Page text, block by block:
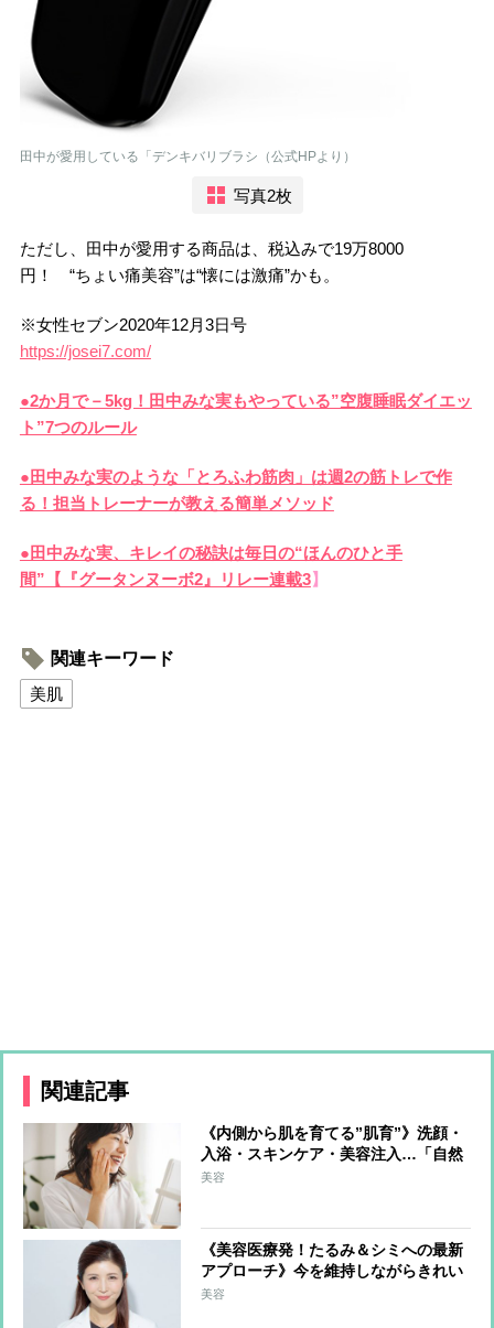
田中が愛用している「デンキバリブラシ（公式HPより）
写真2枚
ただし、田中が愛用する商品は、税込みで19万8000
円！ “ちょい痛美容”は“懐には激痛”かも。
※女性セブン2020年12月3日号
https://josei7.com/
●2か月で－5kg！田中みな実もやっている”空腹睡眠ダイエッ
ト”7つのルール
●田中みな実のような「とろふわ筋肉」は週2の筋トレで作
る！担当トレーナーが教える簡単メソッド
●田中みな実、キレイの秘訣は毎日の“ほんのひと手
間”【『グータンヌーボ2』リレー連載3】
関連キーワード
美肌
関連記事
《内側から肌を育てる”肌育”》洗顔・
入浴・スキンケア・美容注入…「自然
な美しさ」をコツコツ育む方法を美の
美容
《美容医療発！たるみ＆シミへの最新
アプローチ》今を維持しながらきれい
に年を重ねる「スローエイジング」で
美容